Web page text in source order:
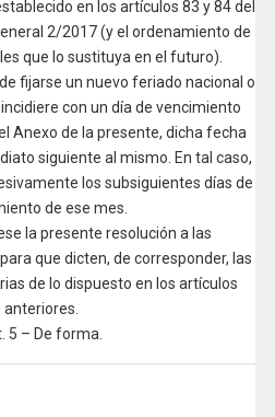
en los artículos 83 y 84 del
2/2017 (y el ordenamiento de
que lo sustituya en el futuro).
fijarse un nuevo feriado nacional o
con un día de vencimiento
Anexo de la presente, dicha fecha
siguiente al mismo. En tal caso,
los subsiguientes días de
de ese mes.
la presente resolución a las
que dicten, de corresponder, las
de lo dispuesto en los artículos
anteriores.
5 – De forma.